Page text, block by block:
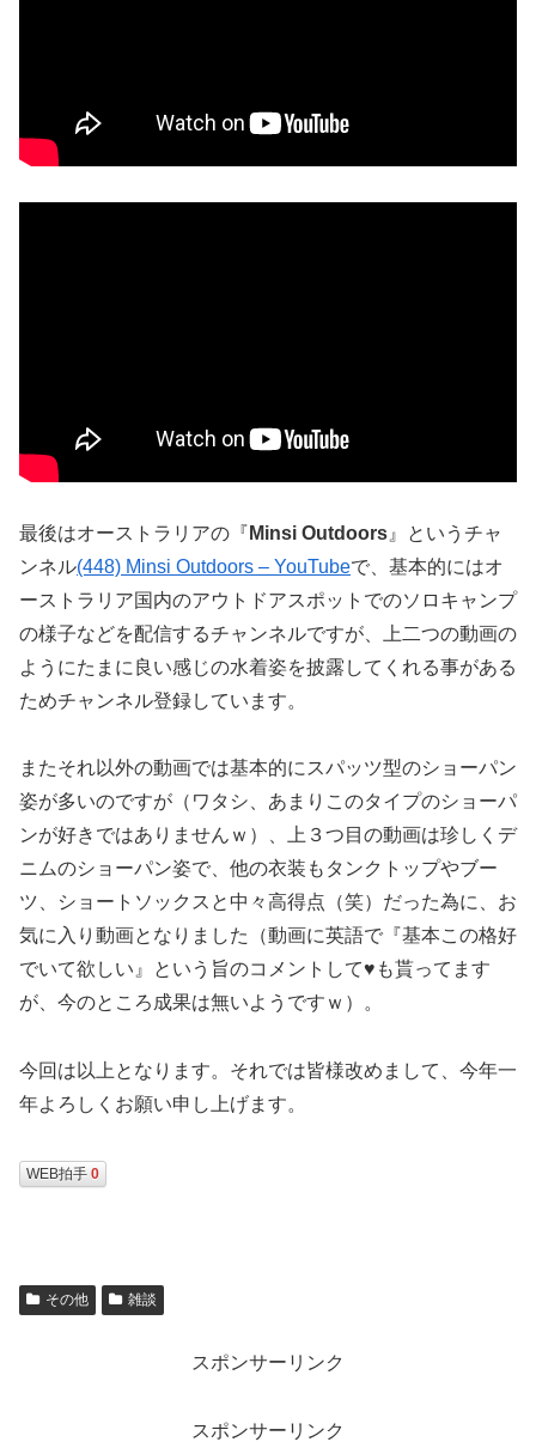
最後はオーストラリアの『 Minsi Outdoors 』というチャ
ンネル(448) Minsi Outdoors – YouTubeで、基本的にはオ
ーストラリア国内のアウトドアスポットでのソロキャンプ
の様子などを配信するチャンネルですが、上二つの動画の
ようにたまに良い感じの水着姿を披露してくれる事がある
ためチャンネル登録しています。
またそれ以外の動画では基本的にスパッツ型のショーパン
姿が多いのですが（ワタシ、あまりこのタイプのショーパ
ンが好きではありませんｗ）、上３つ目の動画は珍しくデ
ニムのショーパン姿で、他の衣装もタンクトップやブー
ツ、ショートソックスと中々高得点（笑）だった為に、お
気に入り動画となりました（動画に英語で『基本この格好
でいて欲しい』という旨のコメントして♥も貰ってます
が、今のところ成果は無いようですｗ）。
今回は以上となります。それでは皆様改めまして、今年一
年よろしくお願い申し上げます。
WEB拍手 0
その他 雑談
スポンサーリンク
スポンサーリンク